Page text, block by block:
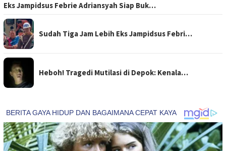
Eks Jampidsus Febrie Adriansyah Siap Buk…
Sudah Tiga Jam Lebih Eks Jampidsus Febri…
Heboh! Tragedi Mutilasi di Depok: Kenala…